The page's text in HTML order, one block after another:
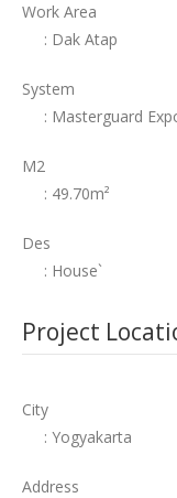
Work Area
: Dak Atap
System
: Masterguard
M2
: 49.70m²
Des
: House`
Project
City
: Yogyakarta
Address